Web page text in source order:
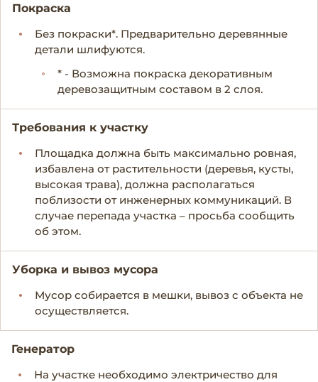
Покраска
Без покраски*. Предварительно деревянные
детали шлифуются.
* - Возможна покраска декоративным
деревозащитным составом в 2 слоя.
Требования к участку
Площадка должна быть максимально ровная,
избавлена от растительности (деревья, кусты,
высокая трава), должна располагаться
поблизости от инженерных коммуникаций. В
случае перепада участка – просьба сообщить
об этом.
Уборка и вывоз мусора
Мусор собирается в мешки, вывоз с объекта не
осуществляется.
Генератор
На участке необходимо электричество для